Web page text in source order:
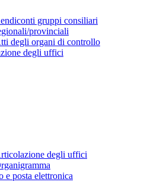
gruppi consiliari
provinciali
degli organi di controllo
degli uffici
degli uffici
e posta elettronica